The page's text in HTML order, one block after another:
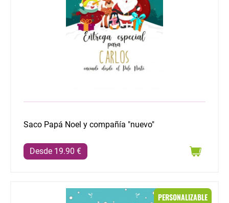
Saco Papá Noel y compañía "nuevo"
Desde 19.90 €
PERSONALIZABLE
Saco Papá Noel